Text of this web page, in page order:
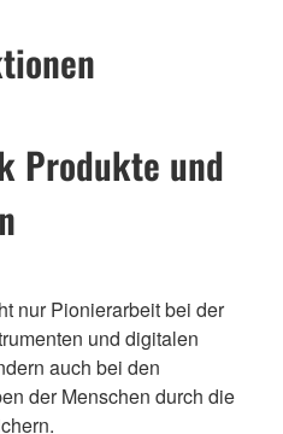
Produkte und
nur Pionierarbeit bei der
und digitalen
auch bei den
der Menschen durch die